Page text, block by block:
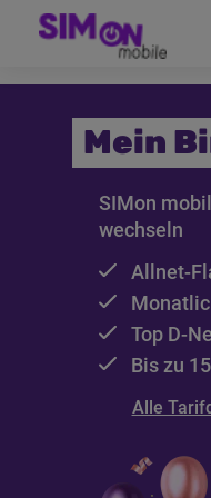
Mein
SIMon
wechseln
Allnet-
Top D-
Bis zu
Alle